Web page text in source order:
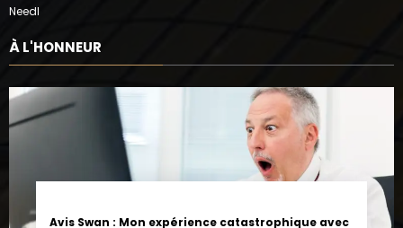
la banque